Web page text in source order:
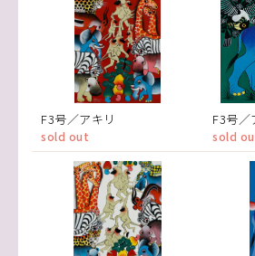
F3号／アキリ
sold out
F3号／
sold